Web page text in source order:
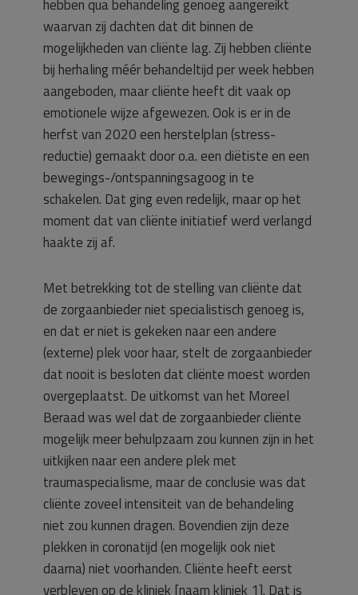
hebben qua behandeling genoeg aangereikt
waarvan zij dachten dat dit binnen de
mogelijkheden van cliënte lag. Zij hebben cliënte
bij herhaling méér behandeltijd per week hebben
aangeboden, maar cliënte heeft dit vaak op
emotionele wijze afgewezen. Ook is er in de
herfst van 2020 een herstelplan (stress-
reductie) gemaakt door o.a. een diëtiste en een
bewegings-/ontspanningsagoog in te
schakelen. Dat ging even redelijk, maar op het
moment dat van cliënte initiatief werd verlangd
haakte zij af.
Met betrekking tot de stelling van cliënte dat
de zorgaanbieder niet specialistisch genoeg is,
en dat er niet is gekeken naar een andere
(externe) plek voor haar, stelt de zorgaanbieder
dat nooit is besloten dat cliënte moest worden
overgeplaatst. De uitkomst van het Moreel
Beraad was wel dat de zorgaanbieder cliënte
mogelijk meer behulpzaam zou kunnen zijn in het
uitkijken naar een andere plek met
traumaspecialisme, maar de conclusie was dat
cliënte zoveel intensiteit van de behandeling
niet zou kunnen dragen. Bovendien zijn deze
plekken in coronatijd (en mogelijk ook niet
daarna) niet voorhanden. Cliënte heeft eerst
verbleven op de kliniek [naam kliniek 1]. Dat is